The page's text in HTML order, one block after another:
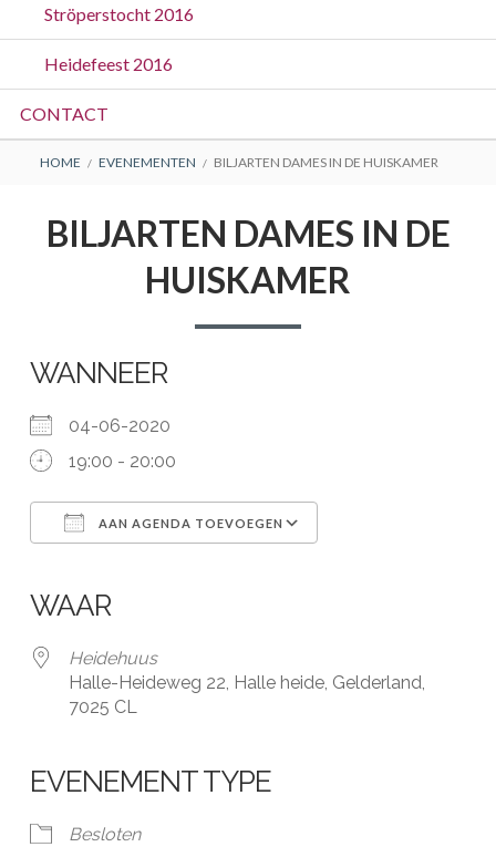
Ströperstocht 2016
Heidefeest 2016
CONTACT
BREADCRUMBS
HOME EVENEMENTEN BILJARTEN DAMES IN DE HUISKAMER
BILJARTEN DAMES IN DE
HUISKAMER
WANNEER
04-06-2020
19:00 - 20:00
AAN AGENDA TOEVOEGEN
WAAR
Heidehuus
Halle-Heideweg 22, Halle heide, Gelderland,
7025 CL
EVENEMENT TYPE
Besloten